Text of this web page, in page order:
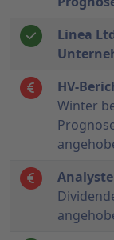
Linea
HV-
Winter